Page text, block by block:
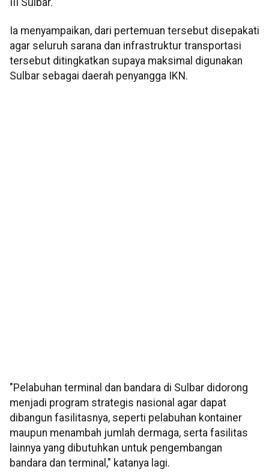
Ia menyampaikan, dari pertemuan tersebut disepakati
agar seluruh sarana dan infrastruktur transportasi
tersebut ditingkatkan supaya maksimal digunakan
Sulbar sebagai daerah penyangga IKN.
"Pelabuhan terminal dan bandara di Sulbar didorong
menjadi program strategis nasional agar dapat
dibangun fasilitasnya, seperti pelabuhan kontainer
maupun menambah jumlah dermaga, serta fasilitas
lainnya yang dibutuhkan untuk pengembangan
bandara dan terminal," katanya lagi.